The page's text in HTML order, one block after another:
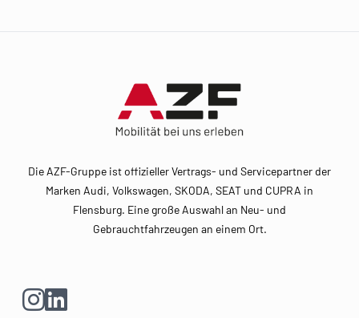
Die AZF-Gruppe ist offizieller Vertrags- und Servicepartner der
Marken Audi, Volkswagen, SKODA, SEAT und CUPRA in
Flensburg. Eine große Auswahl an Neu- und
Gebrauchtfahrzeugen an einem Ort.